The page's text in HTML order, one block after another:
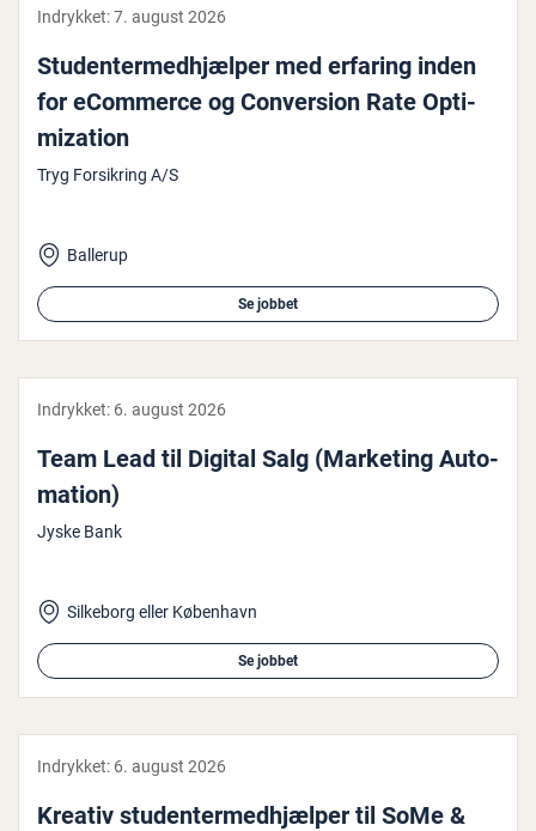
Indrykket:7. august 2026
Stu­den­ter­med­hjæl­per med erfaring inden
for eCommerce og Con­ver­sion Rate Op­ti­
miza­tion
Tryg Forsikring A/S
Ballerup
Se jobbet
Indrykket: 6. august 2026
Team Lead til Digital Salg (Marketing Au­to­
ma­tion)
Jyske Bank
Silkeborg eller København
Se jobbet
Indrykket: 6. august 2026
Kreativ stu­den­ter­med­hjæl­per til SoMe &